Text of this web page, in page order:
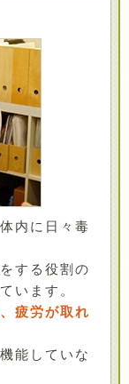
内に日々毒
する役割の
います。
疲労が取れ
能していな